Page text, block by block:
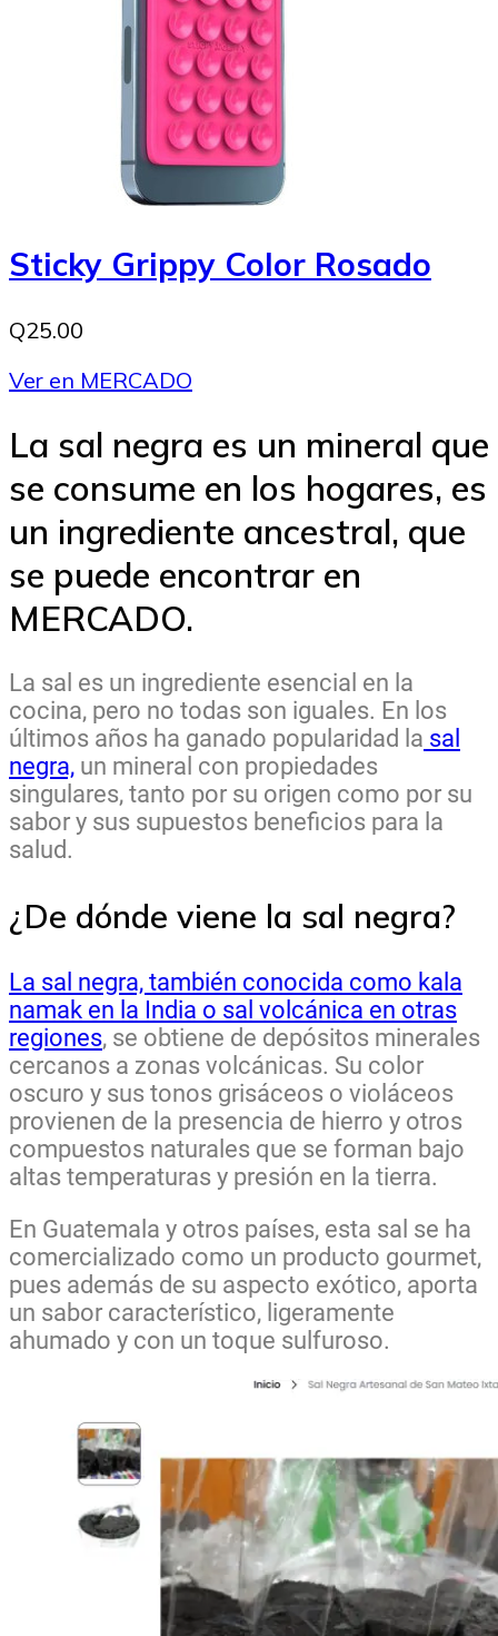
Sticky Grippy Color Rosado
Q25.00
Ver en MERCADO
La sal negra es un mineral que
se consume en los hogares, es
un ingrediente ancestral, que
se puede encontrar en
MERCADO.
La sal es un ingrediente esencial en la
cocina, pero no todas son iguales. En los
últimos años ha ganado popularidad la sal
negra, un mineral con propiedades
singulares, tanto por su origen como por su
sabor y sus supuestos beneficios para la
salud.
¿De dónde viene la sal negra?
La sal negra, también conocida como kala
namak en la India o sal volcánica en otras
regiones, se obtiene de depósitos minerales
cercanos a zonas volcánicas. Su color
oscuro y sus tonos grisáceos o violáceos
provienen de la presencia de hierro y otros
compuestos naturales que se forman bajo
altas temperaturas y presión en la tierra.
En Guatemala y otros países, esta sal se ha
comercializado como un producto gourmet,
pues además de su aspecto exótico, aporta
un sabor característico, ligeramente
ahumado y con un toque sulfuroso.